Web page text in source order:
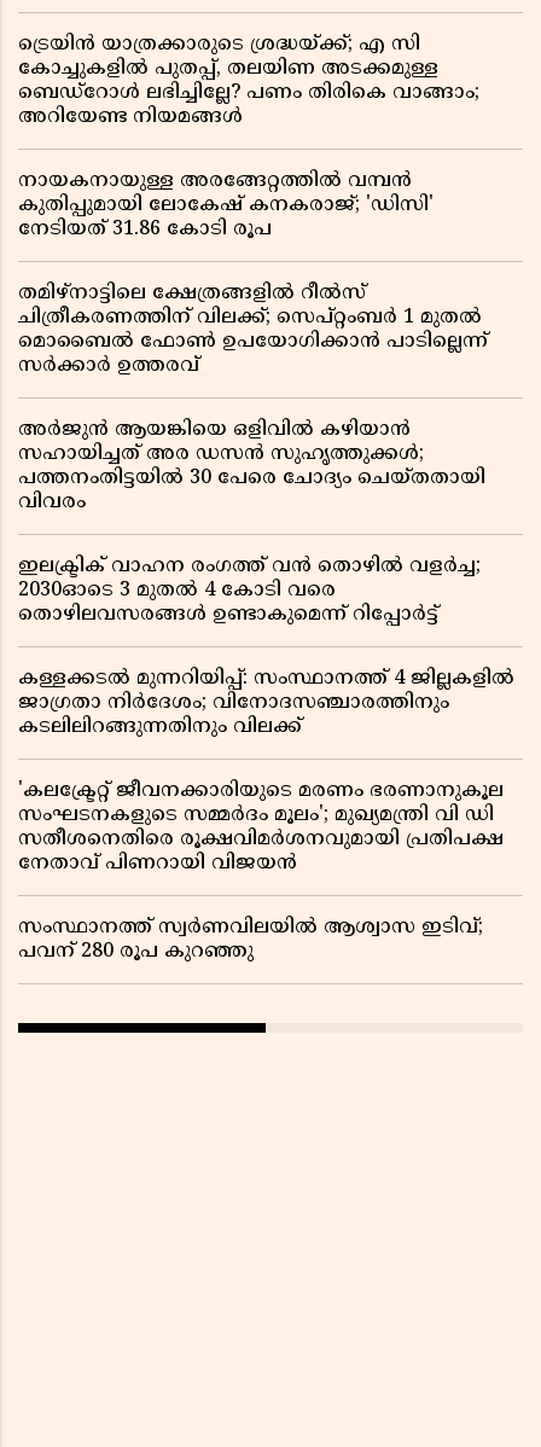
ട്രെയിൻ യാത്രക്കാരുടെ ശ്രദ്ധയ്ക്ക്; എ സി
കോച്ചുകളിൽ പുതപ്പ്, തലയിണ അടക്കമുള്ള
ബെഡ്റോൾ ലഭിച്ചില്ലേ? പണം തിരികെ വാങ്ങാം;
അറിയേണ്ട നിയമങ്ങൾ
നായകനായുള്ള അരങ്ങേറ്റത്തിൽ വമ്പൻ
കുതിപ്പുമായി ലോകേഷ് കനകരാജ്; 'ഡിസി'
നേടിയത് 31.86 കോടി രൂപ
തമിഴ്‌നാട്ടിലെ ക്ഷേത്രങ്ങളിൽ റീൽസ്
ചിത്രീകരണത്തിന് വിലക്ക്; സെപ്റ്റംബർ 1 മുതൽ
മൊബൈൽ ഫോൺ ഉപയോഗിക്കാൻ പാടില്ലെന്ന്
സർക്കാർ ഉത്തരവ്
അർജുൻ ആയങ്കിയെ ഒളിവിൽ കഴിയാൻ
സഹായിച്ചത് അര ഡസൻ സുഹൃത്തുക്കൾ;
പത്തനംതിട്ടയിൽ 30 പേരെ ചോദ്യം ചെയ്തതായി
വിവരം ​​​​​​​
ഇലക്ട്രിക് വാഹന രംഗത്ത് വൻ തൊഴിൽ വളർച്ച;
2030ഓടെ 3 മുതൽ 4 കോടി വരെ
തൊഴിലവസരങ്ങൾ ഉണ്ടാകുമെന്ന് റിപ്പോർട്ട്
കള്ളക്കടൽ മുന്നറിയിപ്പ്: സംസ്ഥാനത്ത് 4 ജില്ലകളിൽ
ജാഗ്രതാ നിർദേശം; വിനോദസഞ്ചാരത്തിനും
കടലിലിറങ്ങുന്നതിനും വിലക്ക്
'കലക്ട്രേറ്റ് ജീവനക്കാരിയുടെ മരണം ഭരണാനുകൂല
സംഘടനകളുടെ സമ്മർദം മൂലം'; മുഖ്യമന്ത്രി വി ഡി
സതീശനെതിരെ രൂക്ഷവിമർശനവുമായി പ്രതിപക്ഷ
നേതാവ് പിണറായി വിജയൻ
സംസ്ഥാനത്ത് സ്വര്‍ണവിലയില്‍ ആശ്വാസ ഇടിവ്;
പവന് 280 രൂപ കുറഞ്ഞു